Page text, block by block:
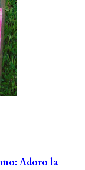
: Adoro la